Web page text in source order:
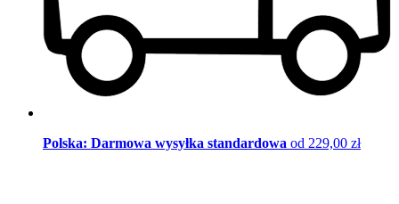
Polska: Darmowa wysyłka standardowa od 229,00 zł